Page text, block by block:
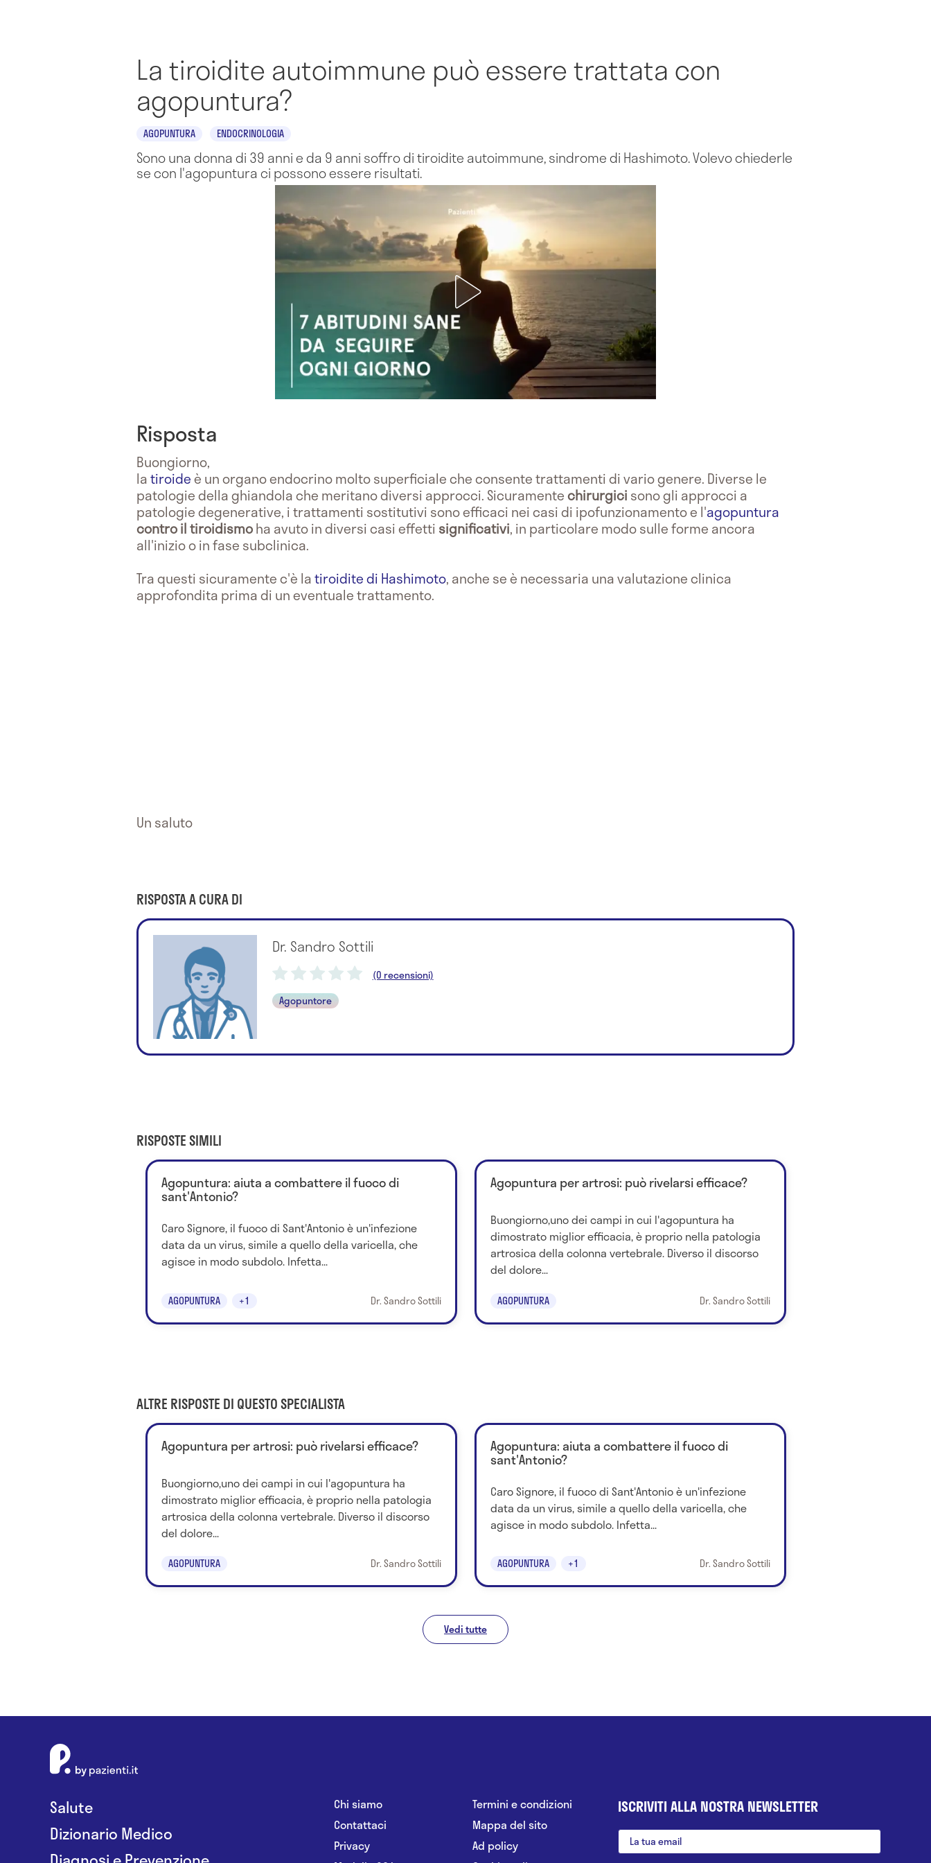
La tiroidite autoimmune può essere trattata con
agopuntura?
AGOPUNTURA ENDOCRINOLOGIA
Sono una donna di 39 anni e da 9 anni soffro di tiroidite autoimmune, sindrome di Hashimoto. Volevo chiederle
se con l'agopuntura ci possono essere risultati.
Risposta
Buongiorno,
latiroideè un organo endocrino molto superficiale che consente trattamenti di vario genere. Diverse le
patologie della ghiandola che meritano diversi approcci. Sicuramentechirurgici sono gli approcci a
patologie degenerative, i trattamenti sostitutivi sono efficaci nei casi di ipofunzionamento e l'agopuntura
contro il tiroidismoha avuto in diversi casi effetti significativi, in particolare modo sulle forme ancora
all'inizio o in fase subclinica.
Tra questi sicuramente c'è latiroidite di Hashimoto, anche se è necessaria una valutazione clinica
approfondita prima di un eventuale trattamento.
Un saluto
RISPOSTA A CURA DI
Dr. Sandro Sottili
(0 recensioni)
Agopuntore
RISPOSTE SIMILI
Agopuntura: aiuta a combattere il fuoco di
sant'Antonio?
Caro Signore, il fuoco di Sant'Antonio è un'infezione
data da un virus, simile a quello della varicella, che
agisce in modo subdolo. Infetta...
AGOPUNTURA +1 Dr. Sandro Sottili
Agopuntura per artrosi: può rivelarsi efficace?
Buongiorno,uno dei campi in cui l'agopuntura ha
dimostrato miglior efficacia, è proprio nella patologia
artrosica della colonna vertebrale. Diverso il discorso
del dolore...
AGOPUNTURA Dr. Sandro Sottili
ALTRE RISPOSTE DI QUESTO SPECIALISTA
Agopuntura per artrosi: può rivelarsi efficace?
Buongiorno,uno dei campi in cui l'agopuntura ha
dimostrato miglior efficacia, è proprio nella patologia
artrosica della colonna vertebrale. Diverso il discorso
del dolore...
AGOPUNTURA Dr. Sandro Sottili
Agopuntura: aiuta a combattere il fuoco di
sant'Antonio?
Caro Signore, il fuoco di Sant'Antonio è un'infezione
data da un virus, simile a quello della varicella, che
agisce in modo subdolo. Infetta...
AGOPUNTURA +1 Dr. Sandro Sottili
Vedi tutte
Salute
Dizionario Medico
Chi siamo
Contattaci
Privacy
Termini e condizioni
Mappa del sito
Ad policy
ISCRIVITI ALLA NOSTRA NEWSLETTER